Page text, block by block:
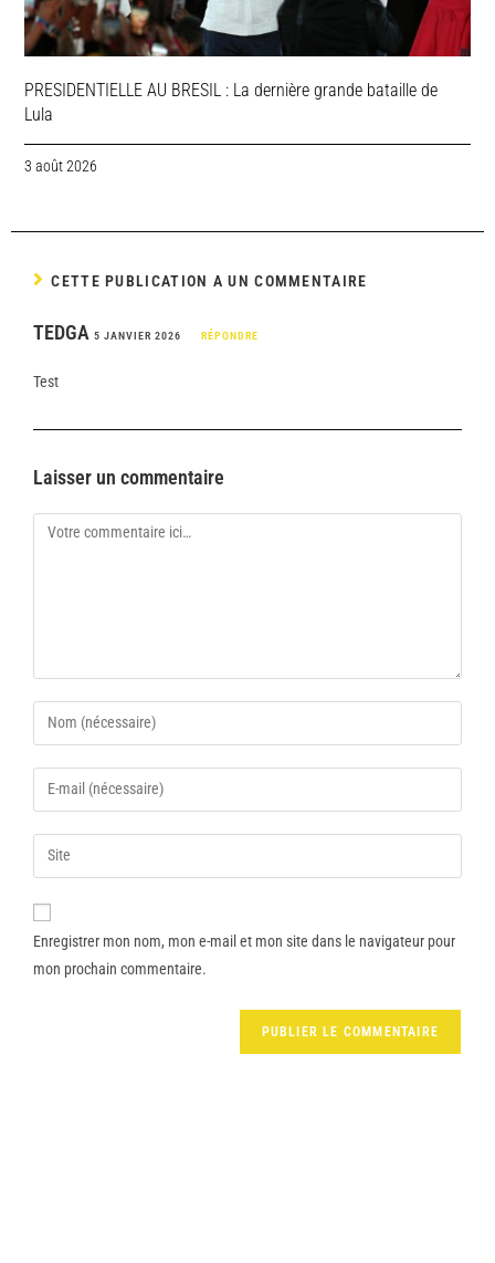
PRESIDENTIELLE AU BRESIL : La dernière grande bataille de
Lula
3 août 2026
CETTE PUBLICATION A UN COMMENTAIRE
TEDGA 5 JANVIER 2026 RÉPONDRE
Test
Laisser un commentaire
Enregistrer mon nom, mon e-mail et mon site dans le navigateur pour
mon prochain commentaire.